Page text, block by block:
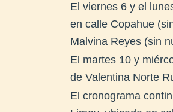
El viernes 6 y el
en calle Copahue
Malvina Reyes (sin
El martes 10 y
de Valentina Norte
El cronograma